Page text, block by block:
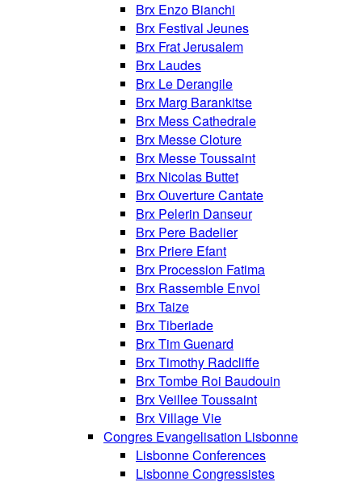
Brx Enzo Bianchi
Brx Festival Jeunes
Brx Frat Jerusalem
Brx Laudes
Brx Le Derangile
Brx Marg Barankitse
Brx Mess Cathedrale
Brx Messe Cloture
Brx Messe Toussaint
Brx Nicolas Buttet
Brx Ouverture Cantate
Brx Pelerin Danseur
Brx Pere Badelier
Brx Priere Efant
Brx Procession Fatima
Brx Rassemble Envoi
Brx Taize
Brx Tiberiade
Brx Tim Guenard
Brx Timothy Radcliffe
Brx Tombe Roi Baudouin
Brx Veillee Toussaint
Brx Village Vie
Congres Evangelisation Lisbonne
Lisbonne Conferences
Lisbonne Congressistes